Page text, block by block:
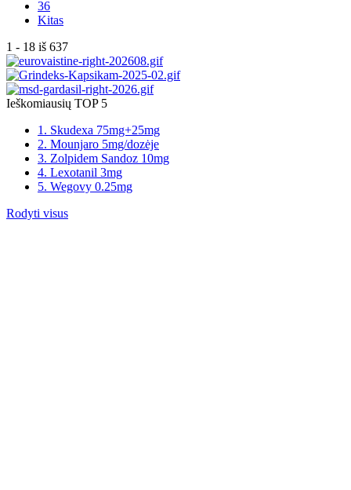
36
Kitas
1 - 18 iš 637
Ieškomiausių TOP 5
1. Skudexa 75mg+25mg
2. Mounjaro 5mg/dozėje
3. Zolpidem Sandoz 10mg
4. Lexotanil 3mg
5. Wegovy 0.25mg
Rodyti visus